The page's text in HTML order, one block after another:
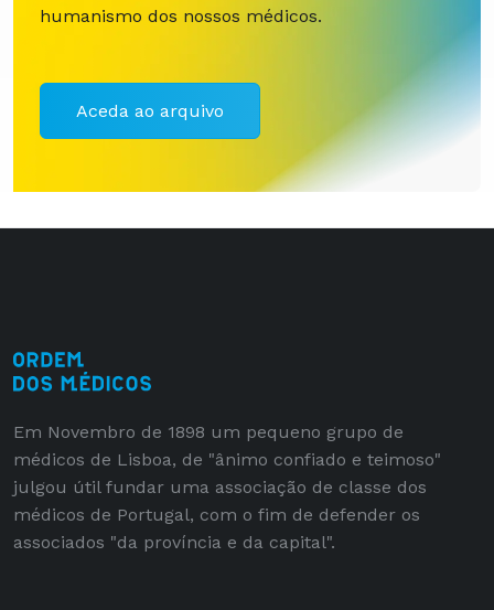
humanismo dos nossos médicos.
Aceda ao arquivo
Em Novembro de 1898 um pequeno grupo de
médicos de Lisboa, de "ânimo confiado e teimoso"
julgou útil fundar uma associação de classe dos
médicos de Portugal, com o fim de defender os
associados "da província e da capital".